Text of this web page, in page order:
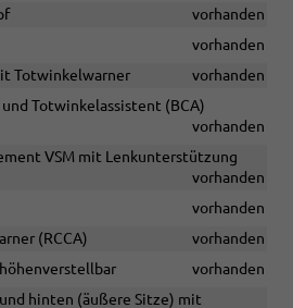
vorhanden
vorhanden
Totwinkelwarner
vorhanden
Totwinkelassistent (BCA)
vorhanden
VSM mit Lenkunterstützung
vorhanden
vorhanden
(RCCA)
vorhanden
vorhanden
hinten (äußere Sitze) mit